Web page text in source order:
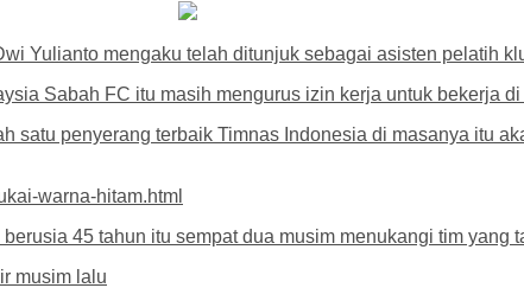
Yulianto mengaku telah ditunjuk sebagai asisten pelatih
Sabah FC itu masih mengurus izin kerja untuk bekerja
satu penyerang terbaik Timnas Indonesia di masanya itu
warna-hitam.html
45 tahun itu sempat dua musim menukangi tim yang
musim lalu